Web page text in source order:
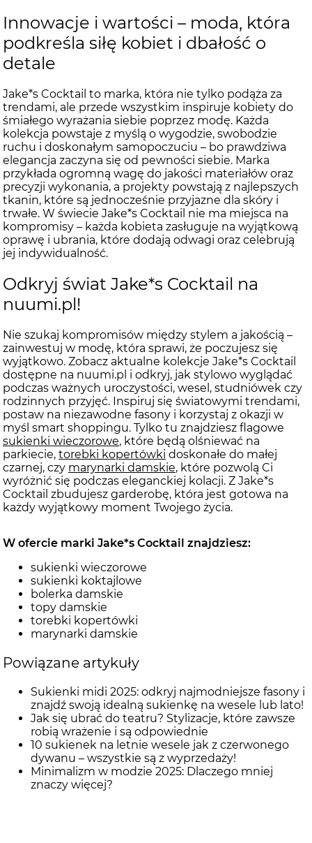
Innowacje i wartości – moda, która
podkreśla siłę kobiet i dbałość o
detale
Jake*s Cocktail to marka, która nie tylko podąża za
trendami, ale przede wszystkim inspiruje kobiety do
śmiałego wyrażania siebie poprzez modę. Każda
kolekcja powstaje z myślą o wygodzie, swobodzie
ruchu i doskonałym samopoczuciu – bo prawdziwa
elegancja zaczyna się od pewności siebie. Marka
przykłada ogromną wagę do jakości materiałów oraz
precyzji wykonania, a projekty powstają z najlepszych
tkanin, które są jednocześnie przyjazne dla skóry i
trwałe. W świecie Jake*s Cocktail nie ma miejsca na
kompromisy – każda kobieta zasługuje na wyjątkową
oprawę i ubrania, które dodają odwagi oraz celebrują
jej indywidualność.
Odkryj świat Jake*s Cocktail na
nuumi.pl!
Nie szukaj kompromisów między stylem a jakością –
zainwestuj w modę, która sprawi, że poczujesz się
wyjątkowo. Zobacz aktualne kolekcje Jake*s Cocktail
dostępne na nuumi.pl i odkryj, jak stylowo wyglądać
podczas ważnych uroczystości, wesel, studniówek czy
rodzinnych przyjęć. Inspiruj się światowymi trendami,
postaw na niezawodne fasony i korzystaj z okazji w
myśl smart shoppingu. Tylko tu znajdziesz flagowe
sukienki wieczorowe, które będą olśniewać na
parkiecie, torebki kopertówki doskonałe do małej
czarnej, czy marynarki damskie, które pozwolą Ci
wyróżnić się podczas eleganckiej kolacji. Z Jake*s
Cocktail zbudujesz garderobę, która jest gotowa na
każdy wyjątkowy moment Twojego życia.
W ofercie marki Jake*s Cocktail znajdziesz:
sukienki wieczorowe
sukienki koktajlowe
bolerka damskie
topy damskie
torebki kopertówki
marynarki damskie
Powiązane artykuły
Sukienki midi 2025: odkryj najmodniejsze fasony i
znajdź swoją idealną sukienkę na wesele lub lato!
Jak się ubrać do teatru? Stylizacje, które zawsze
robią wrażenie i są odpowiednie
10 sukienek na letnie wesele jak z czerwonego
dywanu – wszystkie są z wyprzedaży!
Minimalizm w modzie 2025: Dlaczego mniej
znaczy więcej?